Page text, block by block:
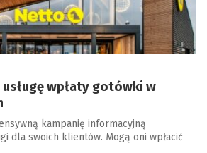
wpłaty gotówki w
kampanię informacyjną
dla swoich klientów. Mogą oni wpłacić